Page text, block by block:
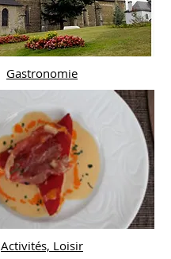
Gastronomie
Activités, Loisir